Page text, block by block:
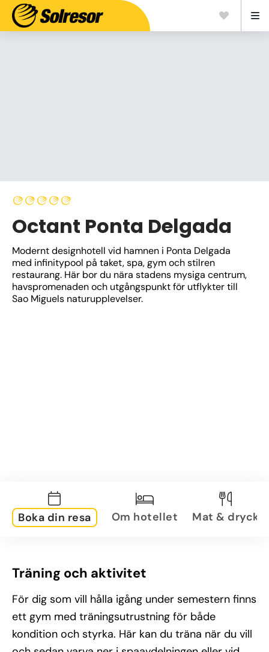
Octant Ponta Delgada
Modernt designhotell vid hamnen i Ponta Delgada
med infinitypool på taket, spa, gym och stilren
restaurang. Här bor du nära stadens mysiga centrum,
havspromenaden och utgångspunkt för utflykter till
Sao Miguels naturupplevelser.
Boka din resa Om hotellet Mat & dryck
Träning och aktivitet
För dig som vill hålla igång under semestern finns
ett gym med träningsutrustning för både
kondition och styrka. Här kan du träna när du vill